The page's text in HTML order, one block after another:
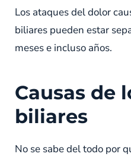
Los ataques del dolor
biliares pueden estar
meses e incluso años.
Causas de
biliares
No se sabe del todo por